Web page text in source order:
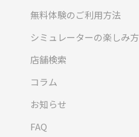
無料体験のご利用方法
シミュレーターの楽しみ方
店舗検索
コラム
お知らせ
FAQ